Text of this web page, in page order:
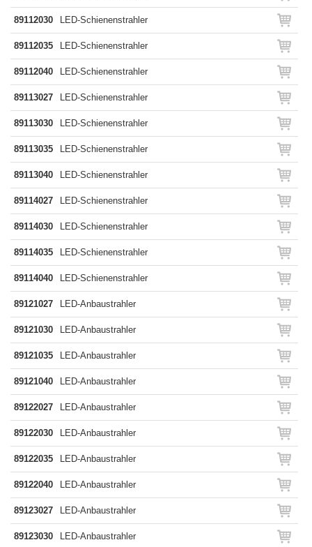
89112030 LED-Schienenstrahler
89112035 LED-Schienenstrahler
89112040 LED-Schienenstrahler
89113027 LED-Schienenstrahler
89113030 LED-Schienenstrahler
89113035 LED-Schienenstrahler
89113040 LED-Schienenstrahler
89114027 LED-Schienenstrahler
89114030 LED-Schienenstrahler
89114035 LED-Schienenstrahler
89114040 LED-Schienenstrahler
89121027 LED-Anbaustrahler
89121030 LED-Anbaustrahler
89121035 LED-Anbaustrahler
89121040 LED-Anbaustrahler
89122027 LED-Anbaustrahler
89122030 LED-Anbaustrahler
89122035 LED-Anbaustrahler
89122040 LED-Anbaustrahler
89123027 LED-Anbaustrahler
89123030 LED-Anbaustrahler